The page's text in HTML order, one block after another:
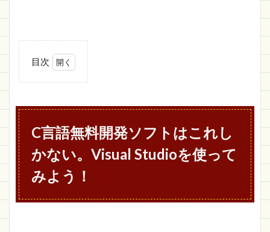
目次
はこれ
しかな
い。
Visual
Studio
を使っ
う！
C言語無料開発ソフトはこれし
かない。Visual Studioを使って
みよう！